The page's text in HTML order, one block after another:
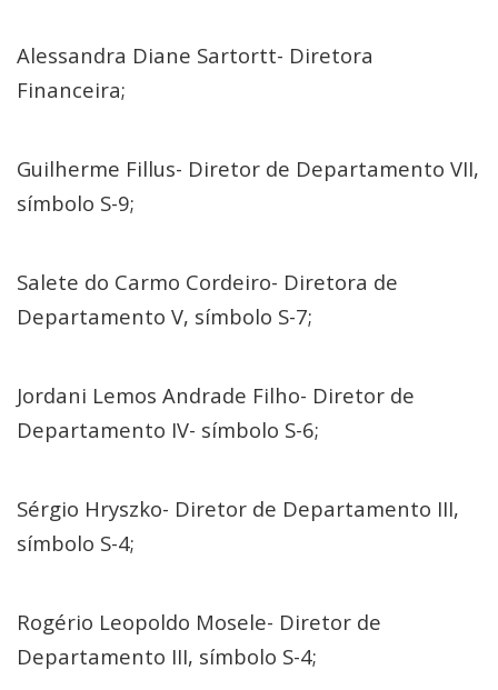
Alessandra Diane Sartortt- Diretora
Financeira;
Guilherme Fillus- Diretor de Departamento VII,
símbolo S-9;
Salete do Carmo Cordeiro- Diretora de
Departamento V, símbolo S-7;
Jordani Lemos Andrade Filho- Diretor de
Departamento IV- símbolo S-6;
Sérgio Hryszko- Diretor de Departamento III,
símbolo S-4;
Rogério Leopoldo Mosele- Diretor de
Departamento III, símbolo S-4;